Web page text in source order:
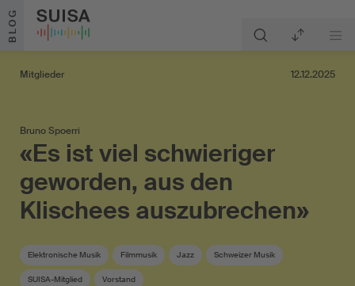
Zum Inhalt springen
BLOG
Mitglieder 12.12.2025
Bruno Spoerri
«Es ist viel schwieriger
geworden, aus den
Klischees auszubrechen»
Elektronische Musik Filmmusik Jazz Schweizer Musik
SUISA-Mitglied Vorstand